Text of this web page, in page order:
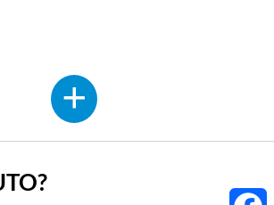
18:00
— musica italiana da
Sabato 27 Settembre
dalle 18:00